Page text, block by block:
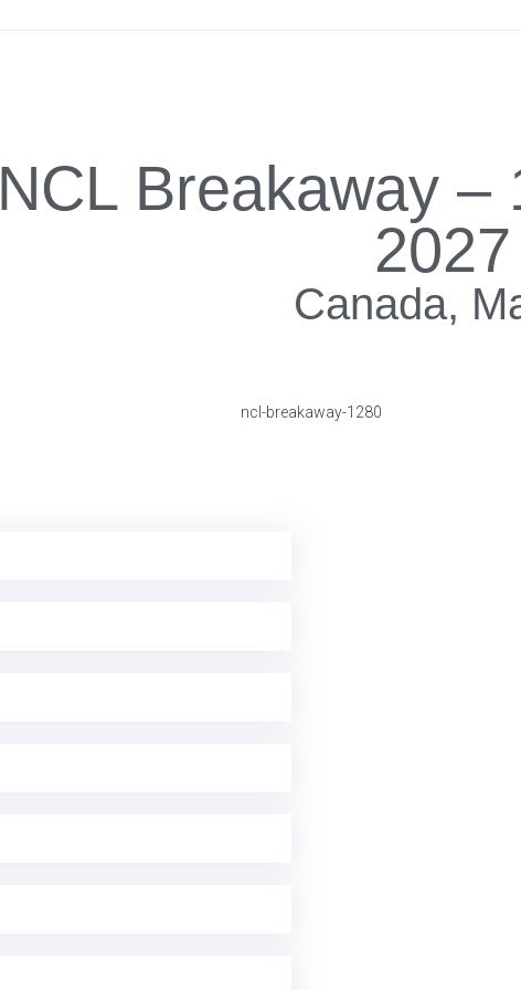
NCL Breakaway –
2027
Canada,